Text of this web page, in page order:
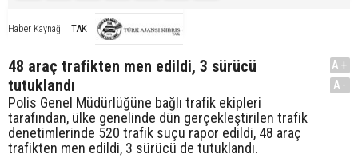
Haber Kaynağı TAK
48 araç trafikten men edildi, 3 sürücü
tutuklandı
Polis Genel Müdürlüğüne bağlı trafik ekipleri
tarafından, ülke genelinde dün gerçekleştirilen trafik
denetimlerinde 520 trafik suçu rapor edildi, 48 araç
trafikten men edildi, 3 sürücü de tutuklandı.
A+
A-